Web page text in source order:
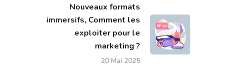
Nouveaux formats
immersifs, Comment les
exploiter pour le
marketing ?
20 Mai 2025